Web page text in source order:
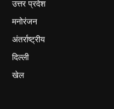
उत्तर प्रदेश
मनोरंजन
अंतर्राष्ट्रीय
दिल्ली
खेल